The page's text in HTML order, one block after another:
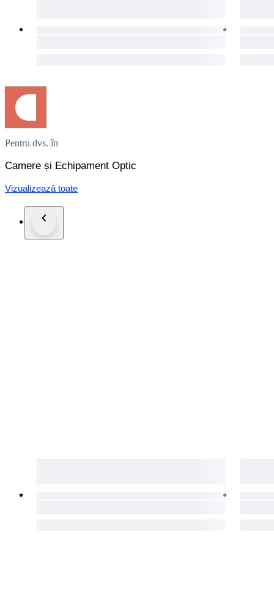
Pentru dvs. în
Camere și Echipament Optic
Vizualizează toate